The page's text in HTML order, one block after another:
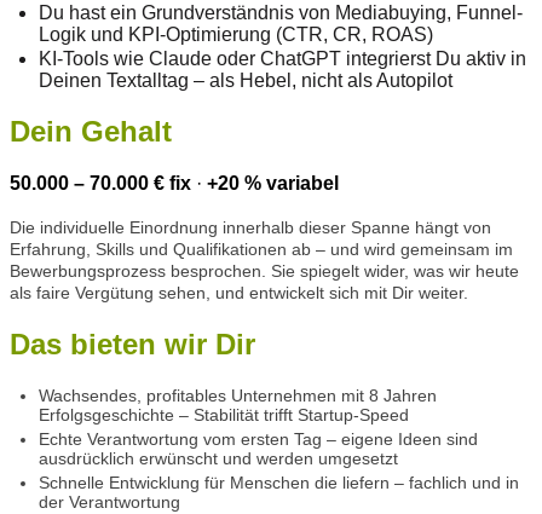
Du hast ein Grundverständnis von Mediabuying, Funnel-
Logik und KPI-Optimierung (CTR, CR, ROAS)
KI-Tools wie Claude oder ChatGPT integrierst Du aktiv in
Deinen Textalltag – als Hebel, nicht als Autopilot
Dein Gehalt
50.000 – 70.000 € fix · +20 % variabel
Die individuelle Einordnung innerhalb dieser Spanne hängt von
Erfahrung, Skills und Qualifikationen ab – und wird gemeinsam im
Bewerbungsprozess besprochen. Sie spiegelt wider, was wir heute
als faire Vergütung sehen, und entwickelt sich mit Dir weiter.
Das bieten wir Dir
Wachsendes, profitables Unternehmen mit 8 Jahren
Erfolgsgeschichte – Stabilität trifft Startup-Speed
Echte Verantwortung vom ersten Tag – eigene Ideen sind
ausdrücklich erwünscht und werden umgesetzt
Schnelle Entwicklung für Menschen die liefern – fachlich und in
der Verantwortung